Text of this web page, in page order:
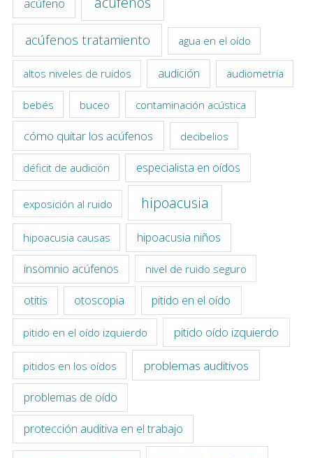
acúfeno
acúfenos tratamiento agua en el oído
altos niveles de ruidos audición audiometría
bebés buceo contaminación acústica
cómo quitar los acúfenos decibelios
déficit de audición especialista en oídos
exposición al ruido hipoacusia
hipoacusia causas hipoacusia niños
insomnio acúfenos nivel de ruido seguro
otitis otoscopia pitido en el oído
pitido en el oído izquierdo pitido oído izquierdo
pitidos en los oídos problemas auditivos
problemas de oído
protección auditiva en el trabajo